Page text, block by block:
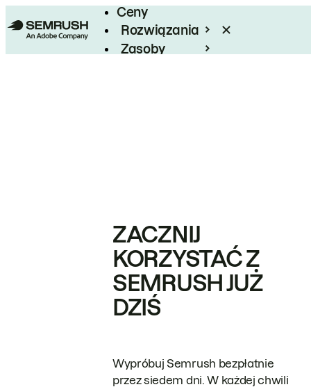
Ceny
Rozwiązania
Zasoby
ZACZNIJ
KORZYSTAĆ Z
SEMRUSH JUŻ
DZIŚ
Wypróbuj Semrush bezpłatnie
przez siedem dni. W każdej chwili